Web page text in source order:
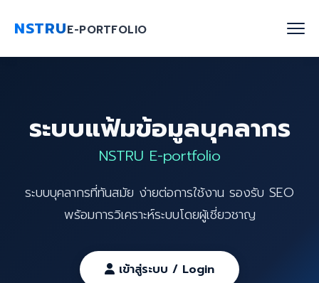
NSTRUE-PORTFOLIO
ค้นหาบุคลากร
งานวิจัย
เกี่ยวกับเรา
ติดต่อเรา
ระบบแฟ้มข้อมูลบุคลากร
NSTRU E-portfolio
ระบบบุคลากรที่ทันสมัย ง่ายต่อการใช้งาน รองรับ SEO
พร้อมการวิเคราะห์ระบบโดยผู้เชี่ยวชาญ
เข้าสู่ระบบ / Login